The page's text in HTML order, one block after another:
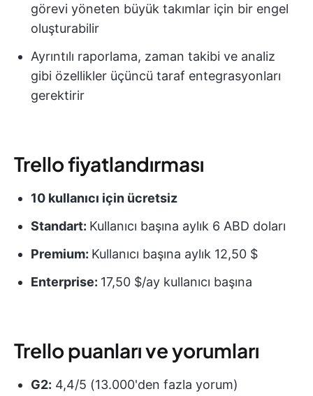
görevi yöneten büyük takımlar için bir engel
oluşturabilir
Ayrıntılı raporlama, zaman takibi ve analiz
gibi özellikler üçüncü taraf entegrasyonları
gerektirir
Trello fiyatlandırması
10 kullanıcı için ücretsiz
Standart: Kullanıcı başına aylık 6 ABD doları
Premium: Kullanıcı başına aylık 12,50 $
Enterprise: 17,50 $/ay kullanıcı başına
Trello puanları ve yorumları
G2: 4,4/5 (13.000'den fazla yorum)